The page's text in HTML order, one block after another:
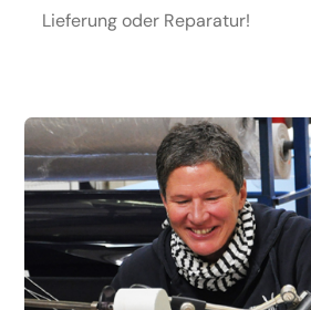
Lieferung oder Reparatur!